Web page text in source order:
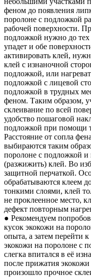
феном до появления
поролоне с подложкой
рабочей поверхности.
подложкой нужно до тех
упадет и обе
активировать клей,
клей с изнаночной
подложкой, или
подложкой с лицевой
подложкой в трудных
феном. Таким образом,
склеивание по всей
удобство пошаговой
подложкой при помощи
Расстояние от сопла
выбираются таким
поролоне с подложкой и
(разжижить) клей. Во
защитной перчаткой.
обрабатываются клеем
тонкими слоями, клей
не проклеенное место,
дефект повторным
● Рекомендуем
кусок экокожи на
опыта, а затем перейти
экокожи на поролоне с
слегка впитался в её
после прижатия
произошло прочное